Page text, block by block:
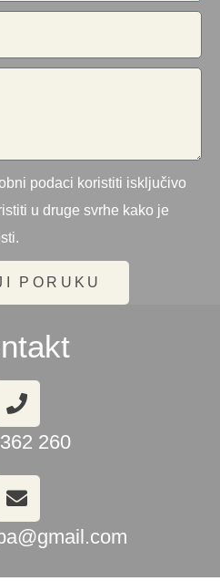
podaci koristiti isključivo
u druge svrhe kako je
PORUKU
260